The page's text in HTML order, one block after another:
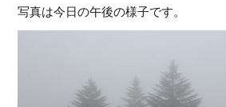
写真は今日の午後の様子です。